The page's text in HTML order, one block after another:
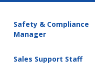
Safety & Compliance
Manager
Sales Support Staff